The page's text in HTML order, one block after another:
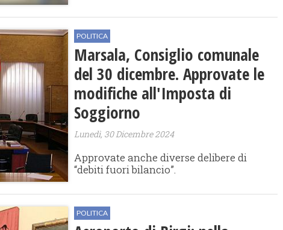
POLITICA
Marsala, Consiglio comunale
del 30 dicembre. Approvate le
modifiche all'Imposta di
Soggiorno
Lunedì, 30 Dicembre 2024
Approvate anche diverse delibere di
“debiti fuori bilancio”.
POLITICA